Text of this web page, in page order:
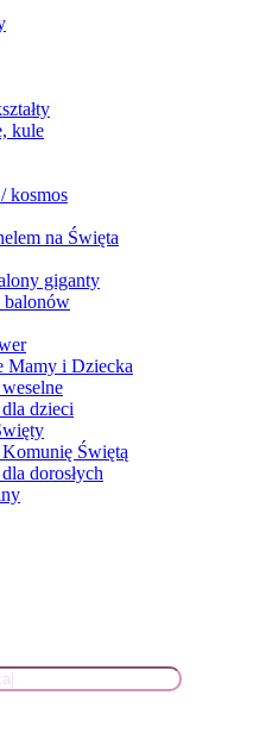
kule
kosmos
na Święta
giganty
balonów
Mamy i Dziecka
dzieci
Świętą
dorosłych